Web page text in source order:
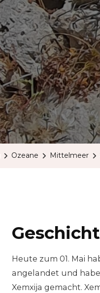
Ozeane Mittelmeer
Heute zum 01. Mai
angelandet und
Xemxija gemacht.